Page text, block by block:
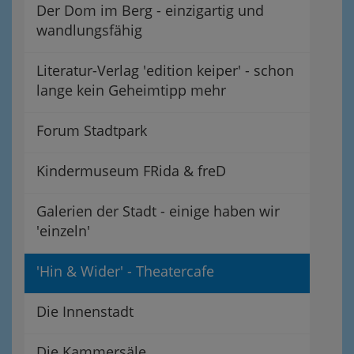
Der Dom im Berg - einzigartig und
wandlungsfähig
Literatur-Verlag 'edition keiper' - schon
lange kein Geheimtipp mehr
Forum Stadtpark
Kindermuseum FRida & freD
Galerien der Stadt - einige haben wir
'einzeln'
'Hin & Wider' - Theatercafe
Die Innenstadt